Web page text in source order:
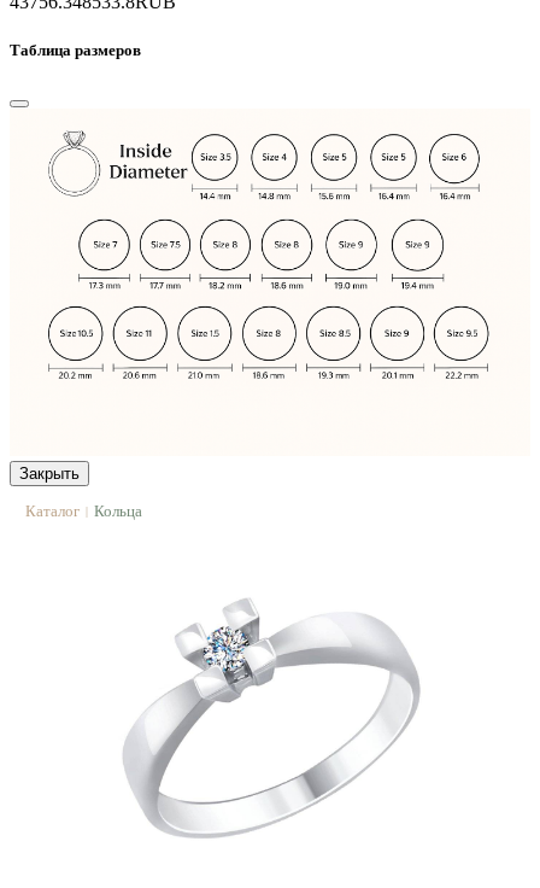
Таблица размеров
Закрыть
Каталог | Кольца